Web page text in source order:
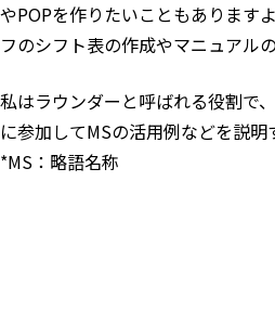
やPOPを作りたいこともあります
フのシフト表の作成やマニュアル
私はラウンダーと呼ばれる役割で
に参加してMSの活用例などを説明
*MS：略語名称